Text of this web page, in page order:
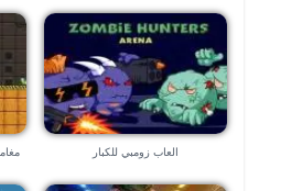
العاب زومبي للكبار